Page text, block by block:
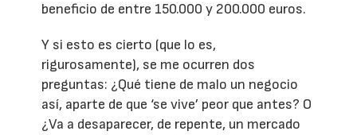
beneficio de entre 150.000 y 200.000 euros.
Y si esto es cierto (que lo es,
rigurosamente), se me ocurren dos
preguntas: ¿Qué tiene de malo un negocio
así, aparte de que ‘se vive’ peor que antes? O
¿Va a desaparecer, de repente, un mercado